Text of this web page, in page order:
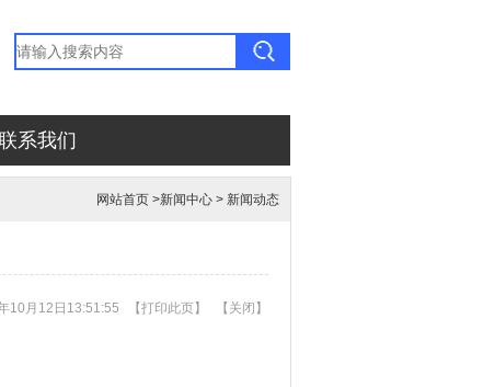
系我们
网站首页>新闻中心> 新闻动态
10月12日13:51:55 【打印此页】 【 关闭 】